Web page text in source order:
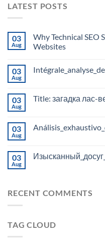
LATEST POSTS
03
Aug
Why Technical
Websites
03
Aug
03
Aug
Title: загадка лас-
03
Aug
03
Aug
RECENT COMMENTS
TAG CLOUD